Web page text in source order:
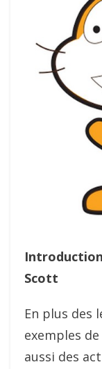
Scott
En plus des
exemples
aussi des